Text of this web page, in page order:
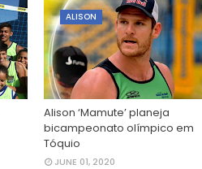
ALISON
Alison ‘Mamute’ planeja
bicampeonato olímpico em
Tóquio
JUNE 01, 2020